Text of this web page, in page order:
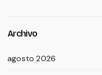
Archivo
agosto 2026